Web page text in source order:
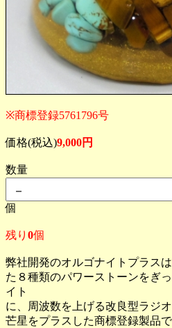
※商標登録5761796号
価格(税込)9,000円
数量
個
残り 0個
弊社開発のオルゴナイトプラス
た８種類のパワーストーンをぎ
イト
に、周波数を上げる改良型ラジ
芒星をプラスした商標登録製品で